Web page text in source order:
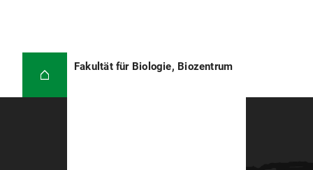
Fakultät für Biologie, Biozentrum